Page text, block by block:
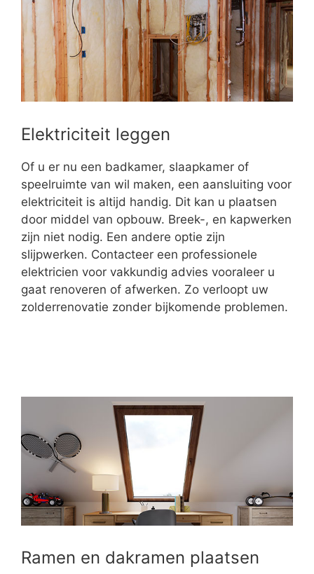
Elektriciteit leggen
Of u er nu een badkamer, slaapkamer of
speelruimte van wil maken, een aansluiting voor
elektriciteit is altijd handig. Dit kan u plaatsen
door middel van opbouw. Breek-, en kapwerken
zijn niet nodig. Een andere optie zijn
slijpwerken. Contacteer een professionele
elektricien voor vakkundig advies vooraleer u
gaat renoveren of afwerken. Zo verloopt uw
zolderrenovatie zonder bijkomende problemen.
Ramen en dakramen plaatsen